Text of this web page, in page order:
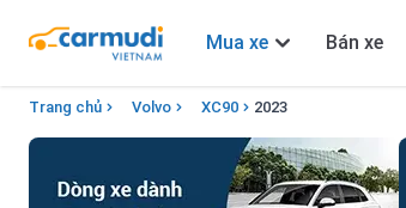
Mua xe Bán xe
Trang chủ Volvo XC90 2023